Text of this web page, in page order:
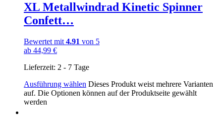
XL Metallwindrad Kinetic Spinner
Confett…
Bewertet mit 4.91 von 5
ab 44,99 €
Lieferzeit: 2 - 7 Tage
Ausführung wählen Dieses Produkt weist mehrere Varianten
auf. Die Optionen können auf der Produktseite gewählt
werden